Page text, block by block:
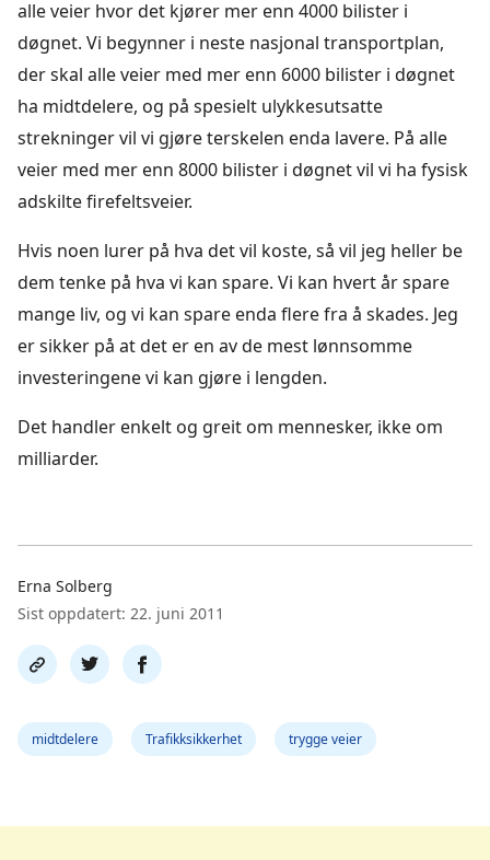
alle veier hvor det kjører mer enn 4000 bilister i
døgnet. Vi begynner i neste nasjonal transportplan,
der skal alle veier med mer enn 6000 bilister i døgnet
ha midtdelere, og på spesielt ulykkesutsatte
strekninger vil vi gjøre terskelen enda lavere. På alle
veier med mer enn 8000 bilister i døgnet vil vi ha fysisk
adskilte firefeltsveier.
Hvis noen lurer på hva det vil koste, så vil jeg heller be
dem tenke på hva vi kan spare. Vi kan hvert år spare
mange liv, og vi kan spare enda flere fra å skades. Jeg
er sikker på at det er en av de mest lønnsomme
investeringene vi kan gjøre i lengden.
Det handler enkelt og greit om mennesker, ikke om
milliarder.
Erna Solberg
Sist oppdatert: 22. juni 2011
Del
link
Del
på
Del
på
midtdelere Trafikksikkerhet trygge veier